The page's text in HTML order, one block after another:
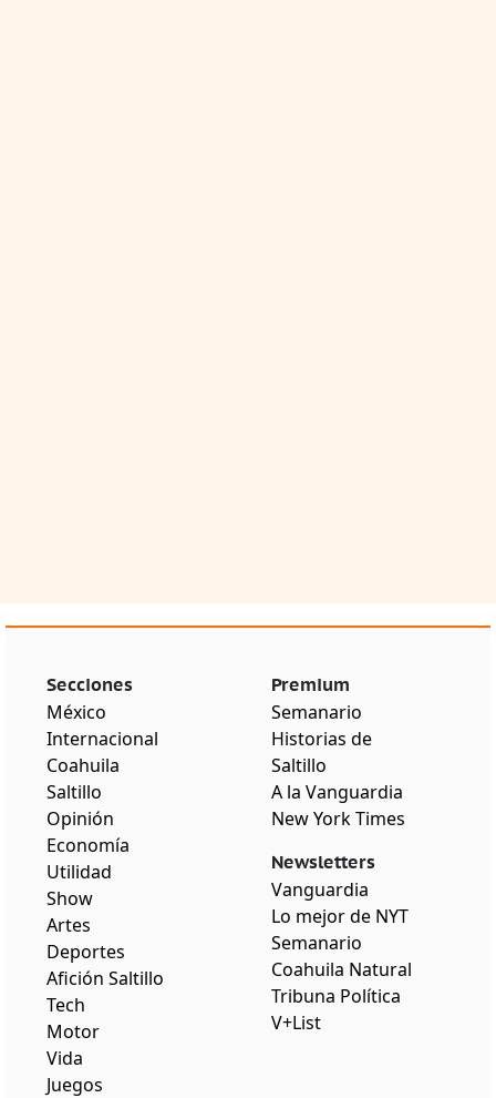
Secciones
México
Internacional
Coahuila
Saltillo
Opinión
Economía
Utilidad
Show
Artes
Deportes
Afición Saltillo
Tech
Motor
Vida
Juegos
Premium
Semanario
Historias de
Saltillo
A la Vanguardia
New York Times
Newsletters
Vanguardia
Lo mejor de NYT
Semanario
Coahuila Natural
Tribuna Política
V+List